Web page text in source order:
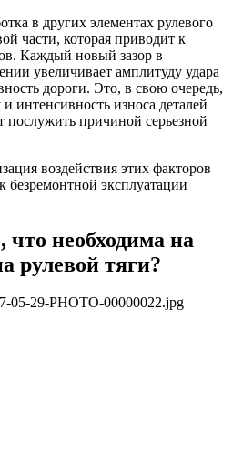
в других элементах рулевого
части, которая приводит к
Каждый новый зазор в
увеличивает амплитуду удара
дороги. Это, в свою очередь,
интенсивность износа деталей
послужить причиной серьезной
воздействия этих факторов
безремонтной эксплуатации
что необходима на
рулевой тяги?